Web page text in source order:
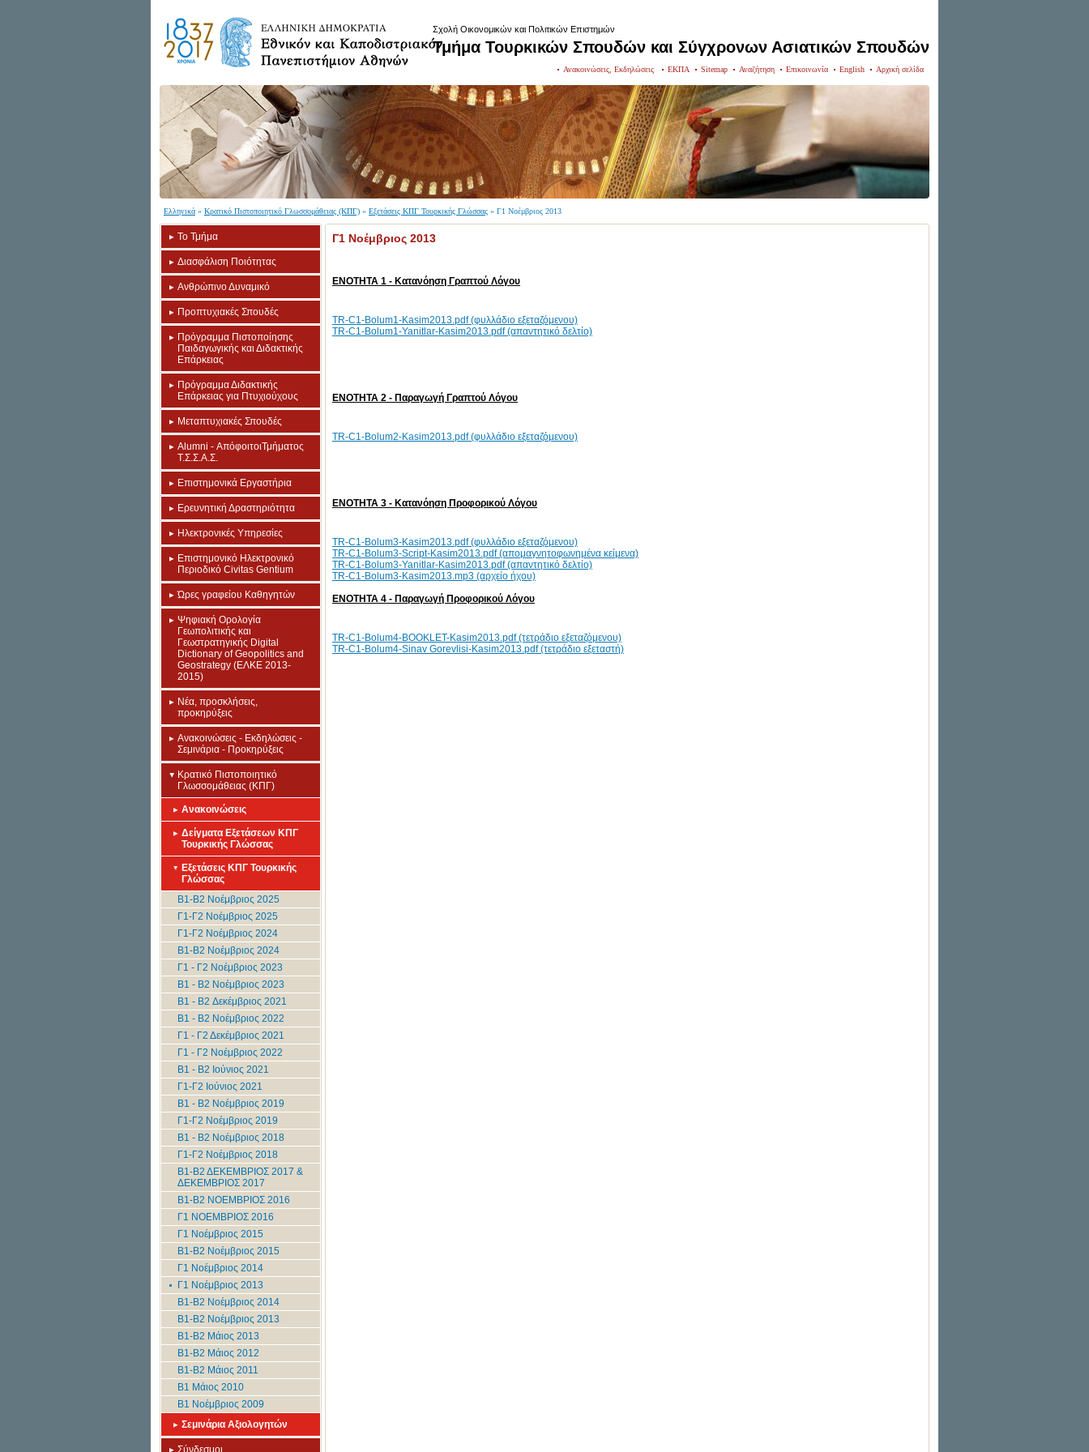
Σχολή Οικονομικών και Πολιτικών Επιστημών
Τμήμα Τουρκικών Σπουδών και Σύγχρονων Ασιατικών Σπουδών
Ανακοινώσεις, Εκδηλώσεις ΕΚΠΑ Sitemap Αναζήτηση Επικοινωνία English Αρχική σελίδα
Ελληνικά » Κρατικό Πιστοποιητικό Γλωσσομάθειας (ΚΠΓ) » Εξετάσεις ΚΠΓ Τουρκικής Γλώσσας » Γ1 Νοέμβριος 2013
Το Τμήμα
Διασφάλιση Ποιότητας
Ανθρώπινο Δυναμικό
Προπτυχιακές Σπουδές
Πρόγραμμα Πιστοποίησης
Παιδαγωγικής και Διδακτικής
Επάρκειας
Πρόγραμμα Διδακτικής
Επάρκειας για Πτυχιούχους
Μεταπτυχιακές Σπουδές
Alumni - ΑπόφοιτοιΤμήματος
Τ.Σ.Σ.Α.Σ.
Επιστημονικά Εργαστήρια
Eρευνητική Δραστηριότητα
Ηλεκτρονικές Υπηρεσίες
Επιστημονικό Ηλεκτρονικό
Περιοδικό Civitas Gentium
Ώρες γραφείου Καθηγητών
Ψηφιακή Ορολογία
Γεωπολιτικής και
Γεωστρατηγικής Digital
Dictionary of Geopolitics and
Geostrategy (ΕΛΚΕ 2013-
2015)
Νέα, προσκλήσεις,
προκηρύξεις
Ανακοινώσεις - Εκδηλώσεις -
Σεμινάρια - Προκηρύξεις
Κρατικό Πιστοποιητικό
Γλωσσομάθειας (ΚΠΓ)
Ανακοινώσεις
Δείγματα Εξετάσεων ΚΠΓ
Τουρκικής Γλώσσας
Εξετάσεις ΚΠΓ Τουρκικής
Γλώσσας
Β1-Β2 Νοέμβριος 2025
Γ1-Γ2 Νοέμβριος 2025
Γ1-Γ2 Νοέμβριος 2024
Β1-Β2 Νοέμβριος 2024
Γ1 - Γ2 Νοέμβριος 2023
B1 - B2 Νοέμβριος 2023
B1 - B2 Δεκέμβριος 2021
B1 - B2 Νοέμβριος 2022
Γ1 - Γ2 Δεκέμβριος 2021
Γ1 - Γ2 Νοέμβριος 2022
B1 - B2 Ιούνιος 2021
Γ1-Γ2 Ιούνιος 2021
B1 - B2 Νοέμβριος 2019
Γ1-Γ2 Νοέμβριος 2019
B1 - B2 Νοέμβριος 2018
Γ1-Γ2 Νοέμβριος 2018
Β1-Β2 ΔΕΚΕΜΒΡΙΟΣ 2017 &
ΔΕΚΕΜΒΡΙΟΣ 2017
Β1-Β2 ΝΟΕΜΒΡΙΟΣ 2016
Γ1 ΝΟΕΜΒΡΙΟΣ 2016
Γ1 Νοέμβριος 2015
Β1-Β2 Νοέμβριος 2015
Γ1 Νοέμβριος 2014
Γ1 Νοέμβριος 2013
B1-B2 Νοέμβριος 2014
B1-B2 Νοέμβριος 2013
Β1-Β2 Μάιος 2013
Β1-Β2 Μάιος 2012
Β1-Β2 Μάιος 2011
Β1 Μάιος 2010
Β1 Νοέμβριος 2009
Σεμινάρια Αξιολογητών
Σύνδεσμοι
Γ1 Νοέμβριος 2013
ΕΝΟΤΗΤΑ 1 - Κατανόηση Γραπτού Λόγου
TR-C1-Bolum1-Kasim2013.pdf (φυλλάδιο εξεταζόμενου)
TR-C1-Bolum1-Yanitlar-Kasim2013.pdf (απαντητικό δελτίο)
ΕΝΟΤΗΤΑ 2 - Παραγωγή Γραπτού Λόγου
TR-C1-Bolum2-Kasim2013.pdf (φυλλάδιο εξεταζόμενου)
ΕΝΟΤΗΤΑ 3 - Κατανόηση Προφορικού Λόγου
TR-C1-Bolum3-Kasim2013.pdf (φυλλάδιο εξεταζόμενου)
TR-C1-Bolum3-Script-Kasim2013.pdf (απομαγνητοφωνημένα κείμενα)
TR-C1-Bolum3-Yanitlar-Kasim2013.pdf (απαντητικό δελτίο)
TR-C1-Bolum3-Kasim2013.mp3 (αρχείο ήχου)
ΕΝΟΤΗΤΑ 4 - Παραγωγή Προφορικού Λόγου
TR-C1-Bolum4-BOOKLET-Kasim2013.pdf (τετράδιο εξεταζόμενου)
TR-C1-Bolum4-Sinav Gorevlisi-Kasim2013.pdf (τετράδιο εξεταστή)